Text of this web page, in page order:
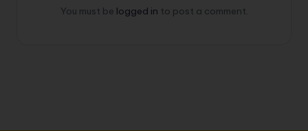
You must be logged in to post a comment.